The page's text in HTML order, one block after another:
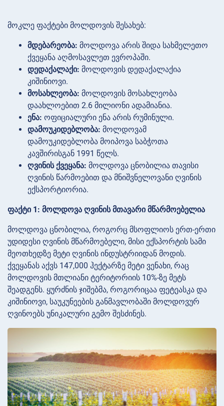
მოკლე ფაქტები მოლდოვის შესახებ:
მდებარეობა: მოლდოვა არის შიდა სახმელეთო
ქვეყანა აღმოსავლეთ ევროპაში.
დედაქალაქი: მოლდოვის დედაქალაქია
კიშინიოვი.
მოსახლეობა: მოლდოვის მოსახლეობა
დაახლოებით 2.6 მილიონი ადამიანია.
ენა: ოფიციალური ენა არის რუმინული.
დამოუკიდებლობა: მოლდოვამ
დამოუკიდებლობა მოიპოვა საბჭოთა
კავშირისგან 1991 წელს.
ღვინის ქვეყანა: მოლდოვა ცნობილია თავისი
ღვინის წარმოებით და მნიშვნელოვანი ღვინის
ექსპორტიორია.
ფაქტი 1: მოლდოვა ღვინის მთავარი მწარმოებელია
მოლდოვა ცნობილია, როგორც მსოფლიოს ერთ-ერთი
უდიდესი ღვინის მწარმოებელი, მისი ექსპორტის სამი
მეოთხედზე მეტი ღვინის ინდუსტრიიდან მოდის.
ქვეყანას აქვს 147,000 ჰექტარზე მეტი ვენახი, რაც
მოლდოვის მთლიანი ტერიტორიის 10%-ზე მეტს
შეადგენს. ყურძნის ჯიშებმა, როგორიცაა ფეტეასკა და
კიშინიოვი, საუკუნეების განმავლობაში მოლდოვურ
ღვინოებს უნიკალური გემო შესძინეს.